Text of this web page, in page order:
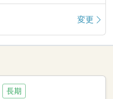
変更
長期